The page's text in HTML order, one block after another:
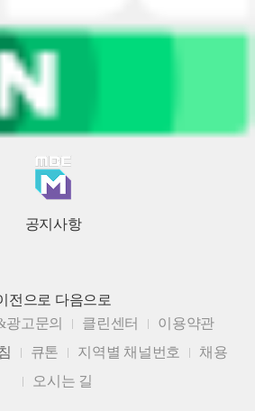
공지사항
전으로 다음으로
광고문의 클린센터
이용약관
큐톤 지역별 채널번호
채용
오시는 길